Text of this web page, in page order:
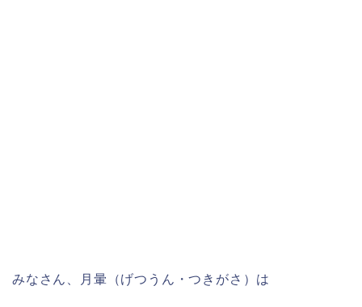
みなさん、月暈（げつうん・つきがさ）は